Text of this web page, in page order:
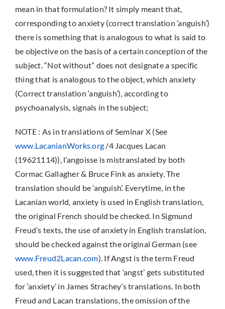
mean in that formulation? It simply meant that,
corresponding to anxiety (correct translation ‘anguish’)
there is something that is analogous to what is said to
be objective on the basis of a certain conception of the
subject. “Not without” does not designate a specific
thing that is analogous to the object, which anxiety
(Correct translation ‘anguish’), according to
psychoanalysis, signals in the subject;
NOTE : As in translations of Seminar X (See
www.LacanianWorks.org /4 Jacques Lacan
(19621114)), l’angoisse is mistranslated by both
Cormac Gallagher & Bruce Fink as anxiety. The
translation should be ‘anguish’. Everytime, in the
Lacanian world, anxiety is used in English translation,
the original French should be checked. In Sigmund
Freud’s texts, the use of anxiety in English translation,
should be checked against the original German (see
www.Freud2Lacan.com). If Angst is the term Freud
used, then it is suggested that ‘angst’ gets substituted
for ‘anxiety’ in James Strachey’s translations. In both
Freud and Lacan translations, the omission of the